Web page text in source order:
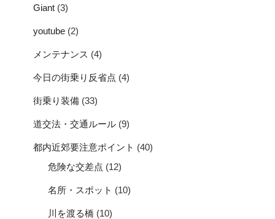
Giant (3)
youtube (2)
メンテナンス (4)
今日の街乗り反省点 (4)
街乗り装備 (33)
道交法・交通ルール (9)
都内近郊要注意ポイント (40)
危険な交差点 (12)
名所・スポット (10)
川を渡る橋 (10)